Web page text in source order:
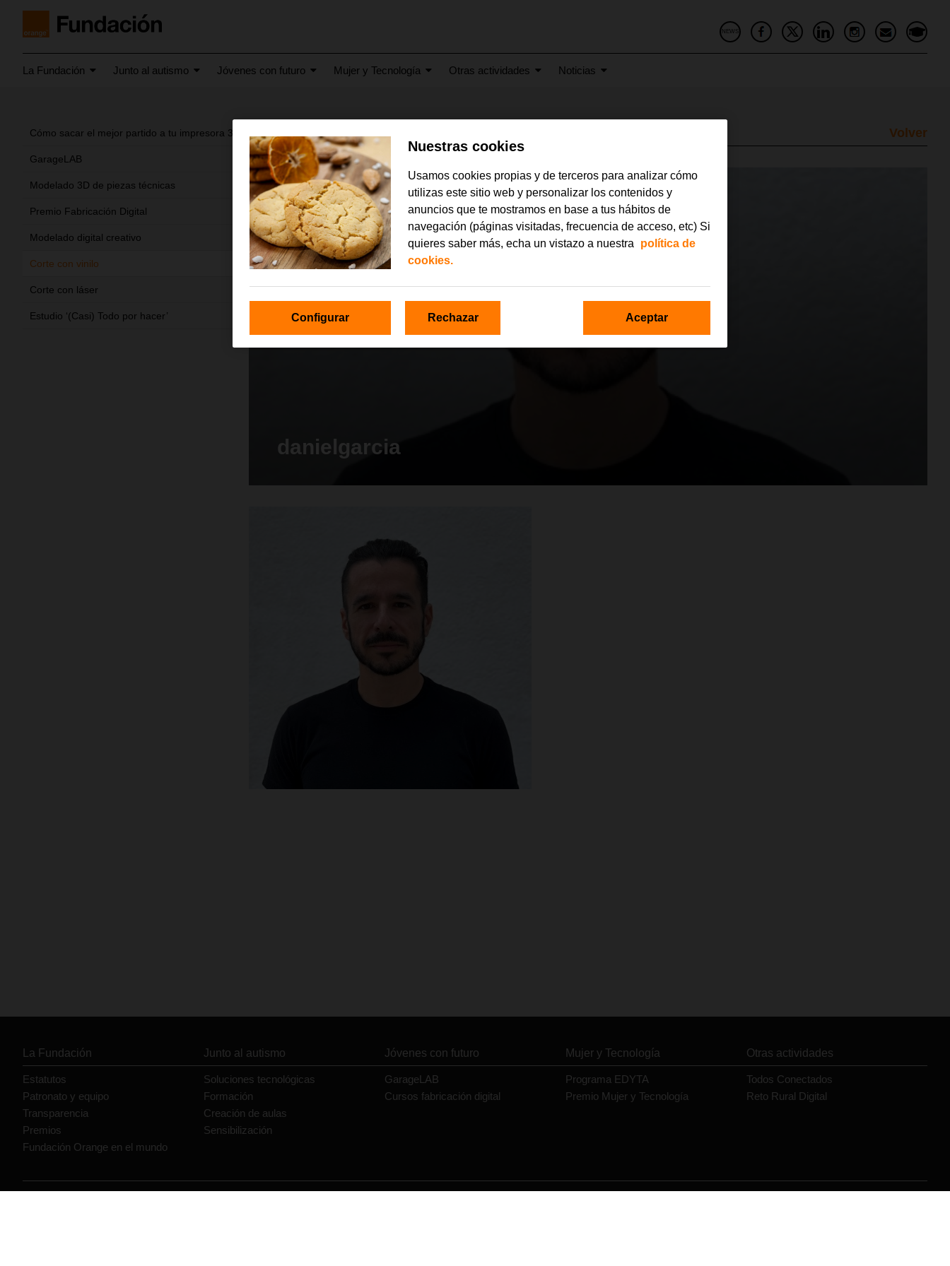
NEWS
La Fundación Junto al autismo Jóvenes con futuro Mujer y Tecnología Otras actividades Noticias
Cómo sacar el mejor partido a tu impresora 3D
GarageLAB
Modelado 3D de piezas técnicas
Premio Fabricación Digital
Modelado digital creativo
Corte con vinilo
Corte con láser
Estudio ‘(Casi) Todo por hacer’
Corte con vinilo Volver
danielgarcia
La Fundación
Estatutos
Patronato y equipo
Transparencia
Premios
Fundación Orange en el mundo
Junto al autismo
Soluciones tecnológicas
Formación
Creación de aulas
Sensibilización
Jóvenes con futuro
GarageLAB
Cursos fabricación digital
Mujer y Tecnología
Programa EDYTA
Premio Mujer y Tecnología
Otras actividades
Todos Conectados
Reto Rural Digital
Nuestras cookies
Usamos cookies propias y de terceros para analizar cómo
utilizas este sitio web y personalizar los contenidos y
anuncios que te mostramos en base a tus hábitos de
navegación (páginas visitadas, frecuencia de acceso, etc) Si
quieres saber más, echa un vistazo a nuestra
política de
cookies.
Configurar Rechazar Aceptar